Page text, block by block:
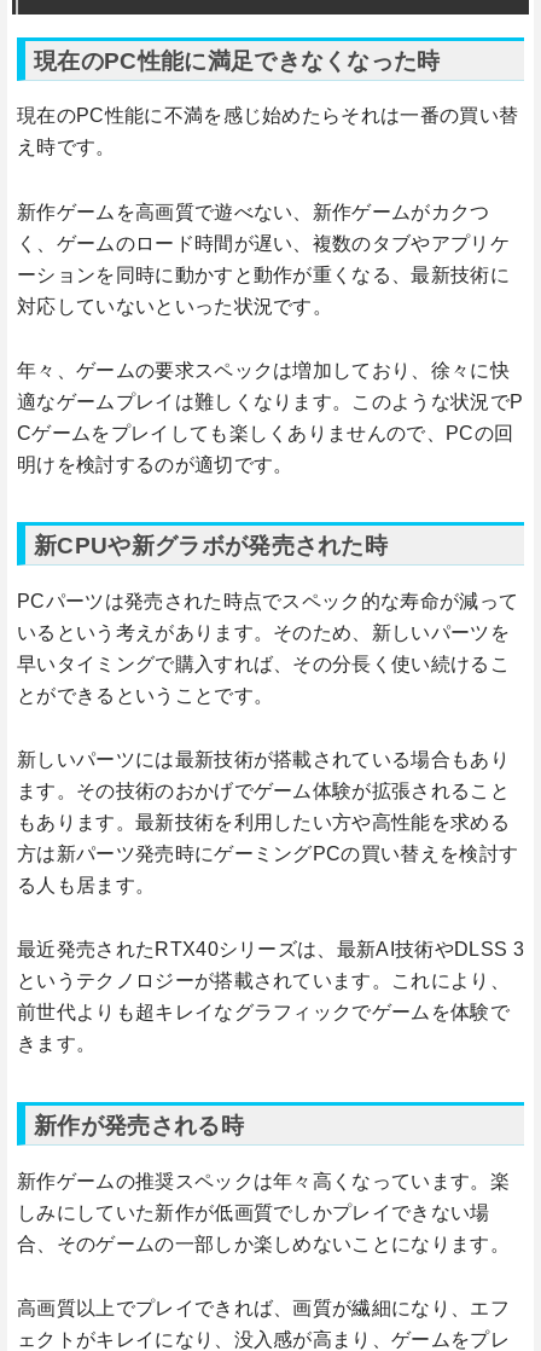
現在のPC性能に満足できなくなった時
現在のPC性能に不満を感じ始めたらそれは一番の買い替
え時です。
新作ゲームを高画質で遊べない、新作ゲームがカクつ
く、ゲームのロード時間が遅い、複数のタブやアプリケ
ーションを同時に動かすと動作が重くなる、最新技術に
対応していないといった状況です。
年々、ゲームの要求スペックは増加しており、徐々に快
適なゲームプレイは難しくなります。このような状況でP
Cゲームをプレイしても楽しくありませんので、PCの回
明けを検討するのが適切です。
新CPUや新グラボが発売された時
PCパーツは発売された時点でスペック的な寿命が減って
いるという考えがあります。そのため、新しいパーツを
早いタイミングで購入すれば、その分長く使い続けるこ
とができるということです。
新しいパーツには最新技術が搭載されている場合もあり
ます。その技術のおかげでゲーム体験が拡張されること
もあります。最新技術を利用したい方や高性能を求める
方は新パーツ発売時にゲーミングPCの買い替えを検討す
る人も居ます。
最近発売されたRTX40シリーズは、最新AI技術やDLSS 3
というテクノロジーが搭載されています。これにより、
前世代よりも超キレイなグラフィックでゲームを体験で
きます。
新作が発売される時
新作ゲームの推奨スペックは年々高くなっています。楽
しみにしていた新作が低画質でしかプレイできない場
合、そのゲームの一部しか楽しめないことになります。
高画質以上でプレイできれば、画質が繊細になり、エフ
ェクトがキレイになり、没入感が高まり、ゲームをプレ